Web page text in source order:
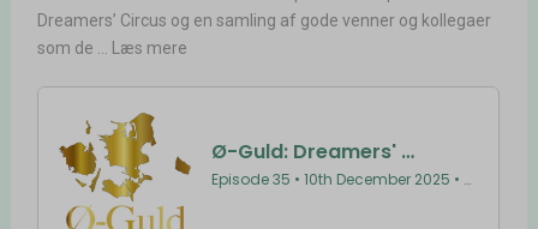
Dreamers’ Circus og en samling af gode venner og kollegaer
som de ... Læs mere